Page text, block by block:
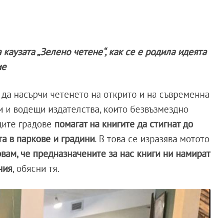
„Зелено четене“, как се е родила идеята
насърчи четенето на открито и на съвременна
и водещи издателства, които безвъзмездно
градове помагат на книгите да стигнат до
в паркове и градини. В това се изразява мотото
че предназначените за нас книги ни намират
, обясни тя.